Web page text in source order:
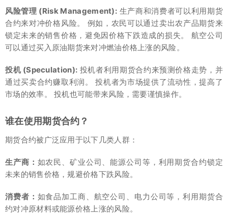
风险管理 (Risk Management): 生产商和消费者可以利用期货
合约来对冲价格风险。 例如，农民可以通过卖出农产品期货来
锁定未来的销售价格，避免因价格下跌造成的损失。 航空公司
可以通过买入原油期货来对冲燃油价格上涨的风险。
投机 (Speculation): 投机者利用期货合约来预测价格走势，并
通过买卖合约赚取利润。 投机者为市场提供了流动性，提高了
市场的效率。 投机也可能带来风险，需要谨慎操作。
谁在使用期货合约？
期货合约被广泛应用于以下几类人群：
生产商： 如农民、矿业公司、能源公司等，利用期货合约锁定
未来的销售价格，规避价格下跌风险。
消费者： 如食品加工商、航空公司、电力公司等，利用期货合
约对冲原材料或能源价格上涨的风险。